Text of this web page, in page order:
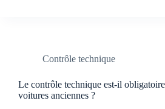
Contrôle technique
Le contrôle technique est-il
voitures anciennes ?